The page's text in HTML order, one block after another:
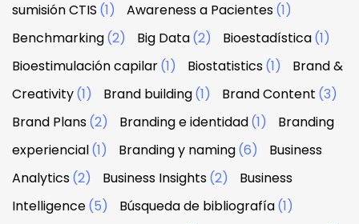
sumisión CTIS (1) Awareness a Pacientes(1)
Benchmarking(2) Big Data(2) Bioestadística(1)
Bioestimulación capilar(1) Biostatistics(1)
Brand &
Creativity(1) Brand building(1) Brand Content (3)
Brand Plans(2) Branding e identidad(1)
Branding
experiencial(1) Branding y naming(6)
Business
Analytics(2) Business Insights(2)
Business
Intelligence(5) Búsqueda de bibliografía(1)